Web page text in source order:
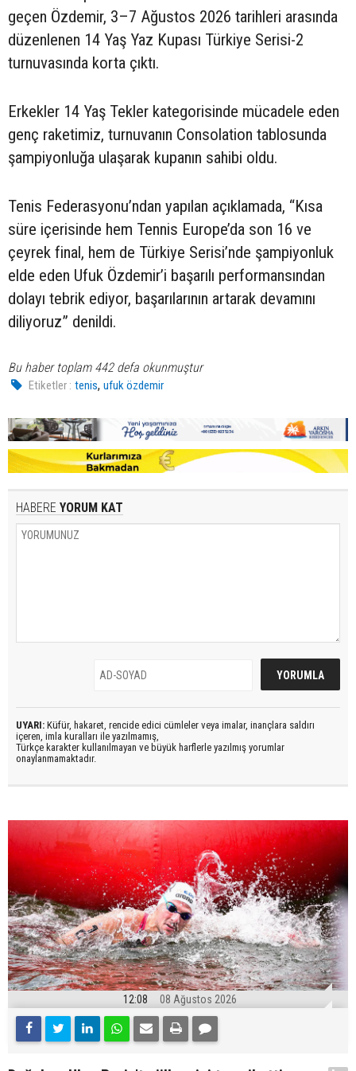
geçen Özdemir, 3–7 Ağustos 2026 tarihleri arasında
düzenlenen 14 Yaş Yaz Kupası Türkiye Serisi-2
turnuvasında korta çıktı.
Erkekler 14 Yaş Tekler kategorisinde mücadele eden
genç raketimiz, turnuvanın Consolation tablosunda
şampiyonluğa ulaşarak kupanın sahibi oldu.
Tenis Federasyonu’ndan yapılan açıklamada, “Kısa
süre içerisinde hem Tennis Europe’da son 16 ve
çeyrek final, hem de Türkiye Serisi’nde şampiyonluk
elde eden Ufuk Özdemir’i başarılı performansından
dolayı tebrik ediyor, başarılarının artarak devamını
diliyoruz” denildi.
Bu haber toplam 442 defa okunmuştur
Etiketler : tenis,ufuk özdemir
HABERE YORUM KAT
UYARI: Küfür, hakaret, rencide edici cümleler veya imalar, inançlara saldırı
içeren, imla kuralları ile yazılmamış,
Türkçe karakter kullanılmayan ve büyük harflerle yazılmış yorumlar
onaylanmamaktadır.
12:08 08 Ağustos 2026